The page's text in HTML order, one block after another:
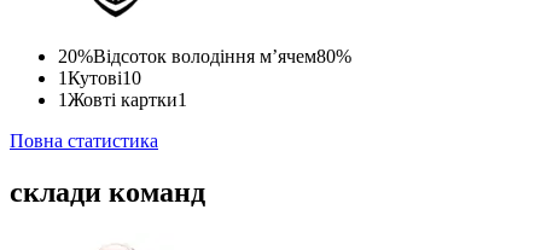
20%Відсоток володіння м’ячем80%
1Кутові10
1Жовті картки1
Повна статистика
склади команд